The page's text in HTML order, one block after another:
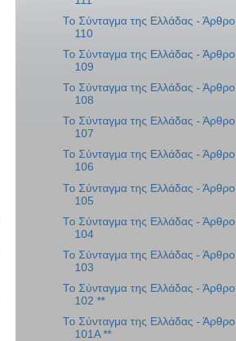
Το Σύνταγμα της Ελλάδας - Άρθρο
110
Το Σύνταγμα της Ελλάδας - Άρθρο
109
Το Σύνταγμα της Ελλάδας - Άρθρο
108
Το Σύνταγμα της Ελλάδας - Άρθρο
107
Το Σύνταγμα της Ελλάδας - Άρθρο
106
Το Σύνταγμα της Ελλάδας - Άρθρο
105
Το Σύνταγμα της Ελλάδας - Άρθρο
104
Το Σύνταγμα της Ελλάδας - Άρθρο
103
Το Σύνταγμα της Ελλάδας - Άρθρο
102 **
Το Σύνταγμα της Ελλάδας - Άρθρο
101Α **